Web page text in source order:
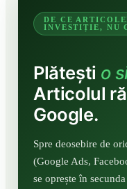
DE CE
INVESTIȚIE, NU
Plătești o
Articolul
Google.
Spre deosebire de
(Google Ads,
se oprește în